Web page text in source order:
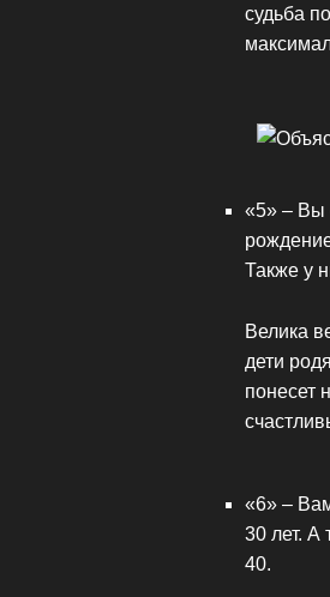
судьба
«5» – Вы
Также у
Велика
дети
понесет
«6» –
30 лет. А
40.